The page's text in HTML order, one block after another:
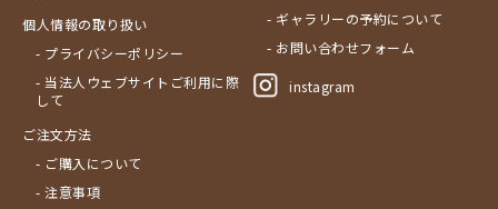
個人情報の取り扱い
- プライバシーポリシー
- 当法人ウェブサイトご利用に際
して
ご注文方法
- ご購入について
- 注意事項
- ギャラリーの予約について
- お問い合わせフォーム
instagram